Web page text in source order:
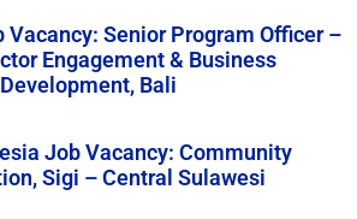
Senior Program Officer –
Engagement & Business
Development, Bali
Job Vacancy: Community
Sigi – Central Sulawesi